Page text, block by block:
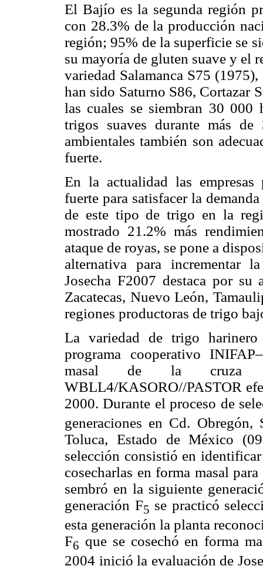
El Bajío es la segunda región
con 28.3% de la producción
región; 95% de la superficie se
su mayoría de gluten suave y el
variedad Salamanca S75
han sido Saturno S86, Cortazar
las cuales se siembran 30 000
trigos suaves durante más
ambientales también son
fuerte.
En la actualidad las
fuerte para satisfacer la
de este tipo de trigo en la
mostrado 21.2% más
ataque de royas, se pone a
alternativa para incrementar
Josecha F2007 destaca por
Zacatecas, Nuevo León,
regiones productoras de trigo
La variedad de trigo
programa cooperativo
masal de la cruza
WBLL4/KASORO//PASTOR
2000. Durante el proceso de
generaciones en Cd.
Toluca, Estado de México
selección consistió en
cosecharlas en forma masal
sembró en la siguiente
generación F5 se practicó
esta generación la planta
F6 que se cosechó en forma
2004 inició la evaluación de